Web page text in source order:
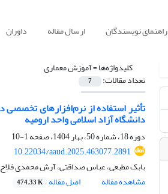
راهنمای نویسندگان ارسال مقاله داوران
کلیدواژه‌ها =آموزش معماری
تعداد مقالات: 7
دانشگاه آزاد اسلامی واحد ارومیه
دوره 18، شماره 50، بهار 1404، صفحه
1-10
10.22034/aaud.2025.463077.2891
بابک مطیعی، عباس صداقتی، آرش محمدی فلاح
مشاهده مقاله
اصل مقاله 474.33 K